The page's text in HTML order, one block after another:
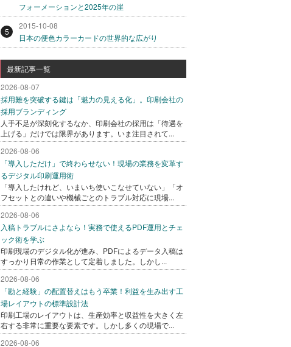
フォーメーションと2025年の崖
5
2015-10-08
日本の便色カラーカードの世界的な広がり
最新記事一覧
2026-08-07
採用難を突破する鍵は「魅力の見える化」。印刷会社の
採用ブランディング
人手不足が深刻化するなか、印刷会社の採用は「待遇を
上げる」だけでは限界があります。いま注目されて...
2026-08-06
「導入しただけ」で終わらせない！現場の業務を変革す
るデジタル印刷運用術
「導入したけれど、いまいち使いこなせていない」「オ
フセットとの違いや機械ごとのトラブル対応に現場...
2026-08-06
入稿トラブルにさよなら！実務で使えるPDF運用とチェ
ック術を学ぶ
印刷現場のデジタル化が進み、PDFによるデータ入稿は
すっかり日常の作業として定着しました。しかし...
2026-08-06
「勘と経験」の配置替えはもう卒業！利益を生み出す工
場レイアウトの標準設計法
印刷工場のレイアウトは、生産効率と収益性を大きく左
右する非常に重要な要素です。しかし多くの現場で...
2026-08-06